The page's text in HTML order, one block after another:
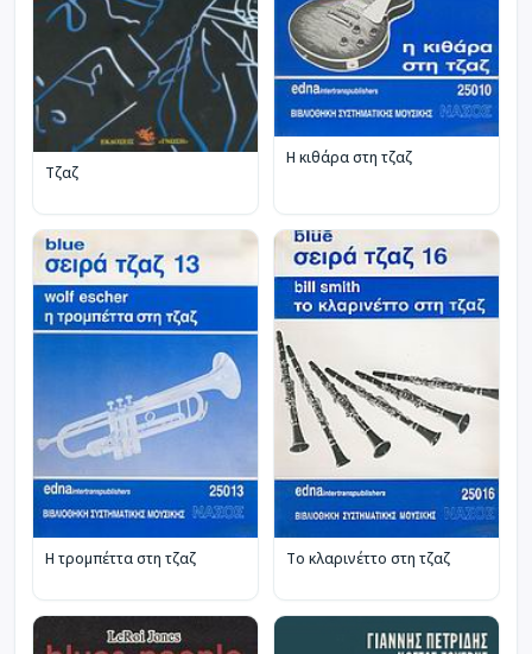
Τζαζ
Η κιθάρα στη τζαζ
Η τρομπέττα στη τζαζ Το κλαρινέττο στη τζαζ